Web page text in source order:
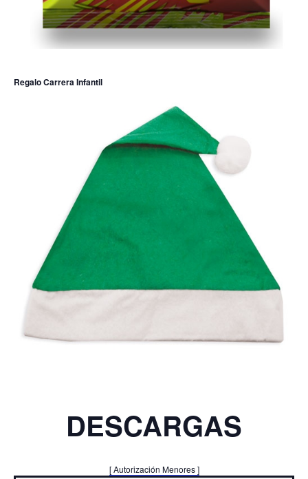
Regalo Carrera Infantil
DESCARGAS
[ Autorización Menores ]